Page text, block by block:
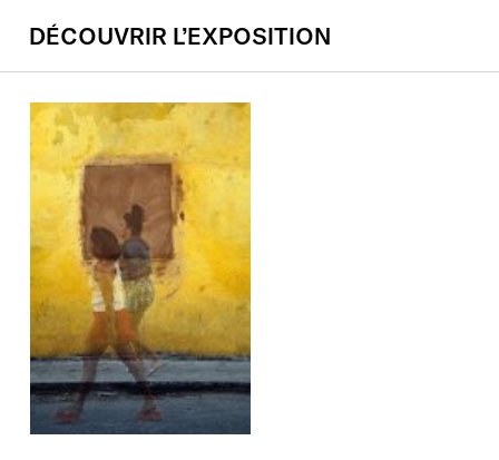
DÉCOUVRIR L’EXPOSITION